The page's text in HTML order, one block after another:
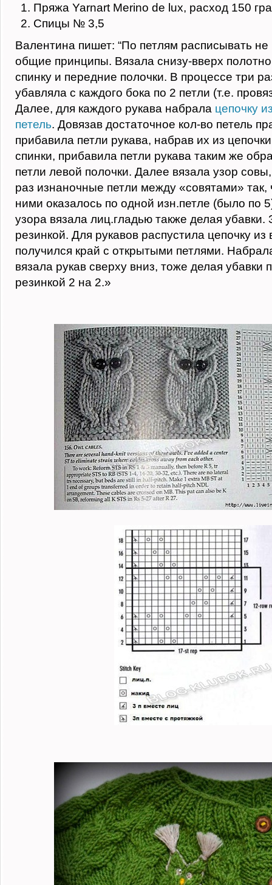
Пряжа Yarnart Merino de lux, расход 150
Спицы № 3,5
Валентина пишет: “По петлям расписывать не
общие принципы. Вязала снизу-вверх
спинку и передние полочки. В процессе три
убавляла с каждого бока по 2 петли (т.е.
Далее, для каждого рукава набрала цепочку
петель. Довязав достаточное кол-во петель
прибавила петли рукава, набрав их из
спинки, прибавила петли рукава таким же
петли левой полочки. Далее вязала узор
раз изнаночные петли между «совятами» так,
ними оказалось по одной изн.петле (было по
узора вязала лиц.гладью также делая убавки.
резинкой. Для рукавов распустила цепочку
получился край с открытыми петлями.
вязала рукав сверху вниз, тоже делая убавки
резинкой 2 на 2.»